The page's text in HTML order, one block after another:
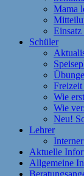
Mama
Schüler
Wie
Wie
Neu!
Lehrer
Aktuelle
Allgemeine